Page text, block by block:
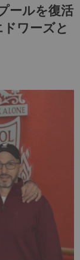
ールを復活
ワーズと